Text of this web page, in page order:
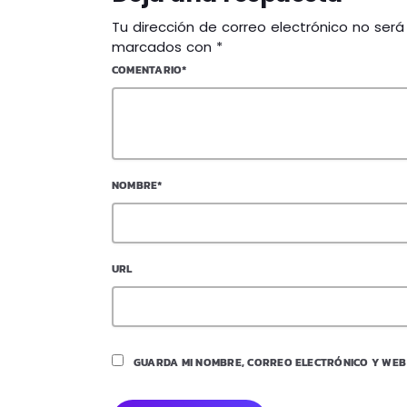
Tu dirección de correo electrónico no
marcados con *
COMENTARIO*
NOMBRE*
URL
GUARDA MI NOMBRE, CORREO ELECTRÓNICO Y